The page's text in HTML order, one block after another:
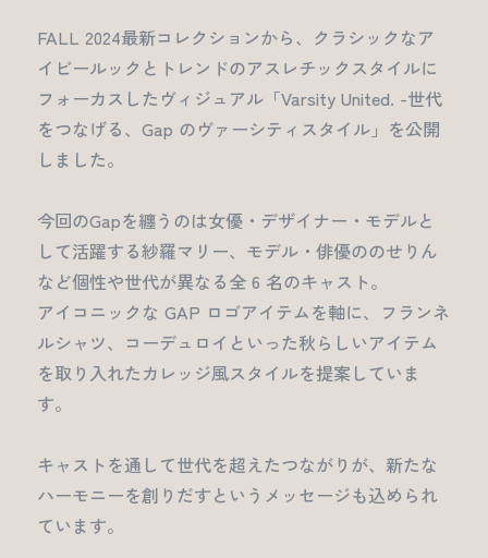
FALL 2024最新コレクションから、クラシックなア
イビールックとトレンドのアスレチックスタイルに
フォーカスしたヴィジュアル「Varsity United. -世代
をつなげる、Gap のヴァーシティスタイル」を公開
しました。
今回のGapを纏うのは女優・デザイナー・モデルと
して活躍する紗羅マリー、モデル・俳優ののせりん
など個性や世代が異なる全 6 名のキャスト。
アイコニックな GAP ロゴアイテムを軸に、フランネ
ルシャツ、コーデュロイといった秋らしいアイテム
を取り入れたカレッジ風スタイルを提案していま
す。
キャストを通して世代を超えたつながりが、新たな
ハーモニーを創りだすというメッセージも込められ
ています。